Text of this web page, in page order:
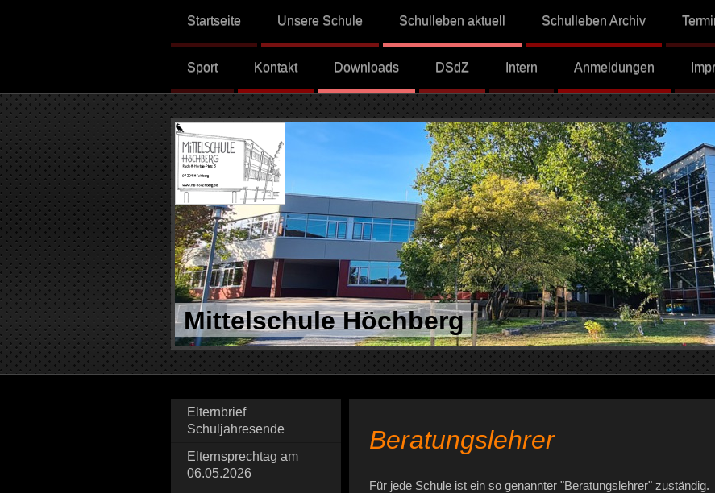
Startseite Unsere Schule Schulleben aktuell Schulleben Archiv
Sport Kontakt Downloads DSdZ Intern Anmeldungen
Mittelschule Höchberg
Elternbrief
Schuljahresende
Elternsprechtag am
06.05.2026
Beratungslehrer
Für jede Schule ist ein so genannter "Beratungslehrer" zuständig.